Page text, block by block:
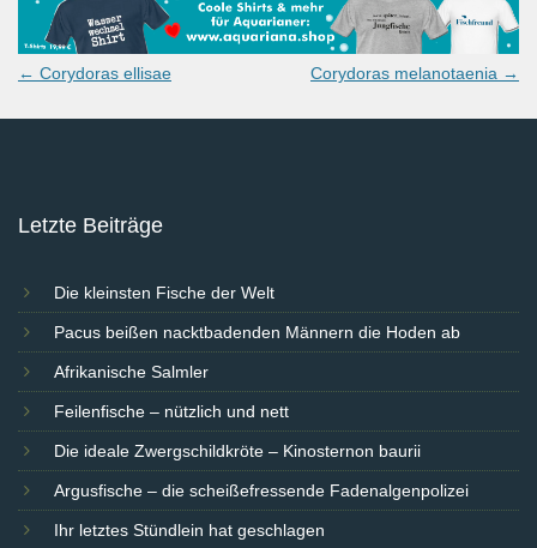
Post
← Corydoras ellisae Corydoras melanotaenia →
Letzte Beiträge
Die kleinsten Fische der Welt
Pacus beißen nacktbadenden Männern die Hoden ab
Afrikanische Salmler
Feilenfische – nützlich und nett
Die ideale Zwergschildkröte – Kinosternon baurii
Argusfische – die scheißefressende Fadenalgenpolizei
Ihr letztes Stündlein hat geschlagen